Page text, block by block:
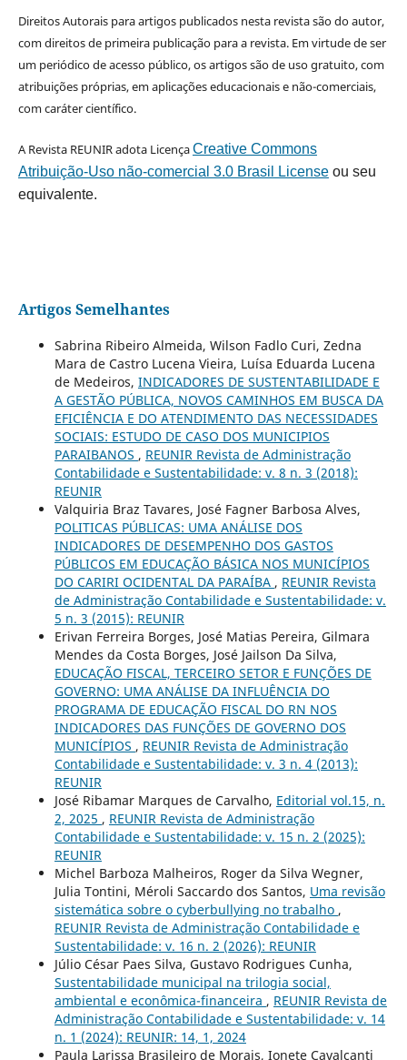
Direitos Autorais para artigos publicados nesta revista são do autor,
com direitos de primeira publicação para a revista. Em virtude de ser
um periódico de acesso público, os artigos são de uso gratuito, com
atribuições próprias, em aplicações educacionais e não-comerciais,
com caráter científico.
A Revista REUNIR adota LicençaCreative Commons
Atribuição-Uso não-comercial 3.0 Brasil Licenseou seu
equivalente.
Artigos Semelhantes
Sabrina Ribeiro Almeida, Wilson Fadlo Curi, Zedna
Mara de Castro Lucena Vieira, Luísa Eduarda Lucena
de Medeiros, INDICADORES DE SUSTENTABILIDADE E
A GESTÃO PÚBLICA, NOVOS CAMINHOS EM BUSCA DA
EFICIÊNCIA E DO ATENDIMENTO DAS NECESSIDADES
SOCIAIS: ESTUDO DE CASO DOS MUNICIPIOS
PARAIBANOS , REUNIR Revista de Administração
Contabilidade e Sustentabilidade: v. 8 n. 3 (2018):
REUNIR
Valquiria Braz Tavares, José Fagner Barbosa Alves,
POLITICAS PÚBLICAS: UMA ANÁLISE DOS
INDICADORES DE DESEMPENHO DOS GASTOS
PÚBLICOS EM EDUCAÇÃO BÁSICA NOS MUNICÍPIOS
DO CARIRI OCIDENTAL DA PARAÍBA , REUNIR Revista
de Administração Contabilidade e Sustentabilidade: v.
5 n. 3 (2015): REUNIR
Erivan Ferreira Borges, José Matias Pereira, Gilmara
Mendes da Costa Borges, José Jailson Da Silva,
EDUCAÇÃO FISCAL, TERCEIRO SETOR E FUNÇÕES DE
GOVERNO: UMA ANÁLISE DA INFLUÊNCIA DO
PROGRAMA DE EDUCAÇÃO FISCAL DO RN NOS
INDICADORES DAS FUNÇÕES DE GOVERNO DOS
MUNICÍPIOS , REUNIR Revista de Administração
Contabilidade e Sustentabilidade: v. 3 n. 4 (2013):
REUNIR
José Ribamar Marques de Carvalho, Editorial vol.15, n.
2, 2025 , REUNIR Revista de Administração
Contabilidade e Sustentabilidade: v. 15 n. 2 (2025):
REUNIR
Michel Barboza Malheiros, Roger da Silva Wegner,
Julia Tontini, Méroli Saccardo dos Santos, Uma revisão
sistemática sobre o cyberbullying no trabalho ,
REUNIR Revista de Administração Contabilidade e
Sustentabilidade: v. 16 n. 2 (2026): REUNIR
Júlio César Paes Silva, Gustavo Rodrigues Cunha,
Sustentabilidade municipal na trilogia social,
ambiental e econômica-financeira , REUNIR Revista de
Administração Contabilidade e Sustentabilidade: v. 14
n. 1 (2024): REUNIR: 14, 1, 2024
Paula Larissa Brasileiro de Morais, Ionete Cavalcanti